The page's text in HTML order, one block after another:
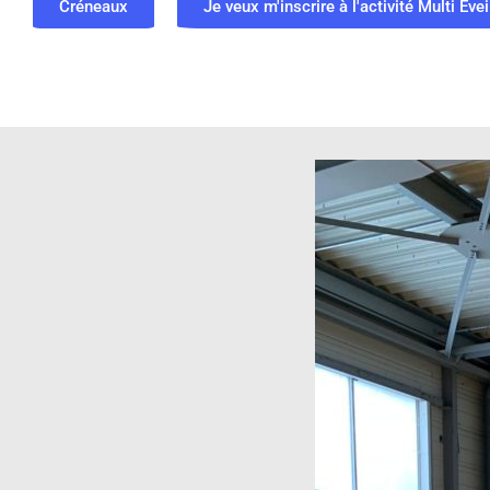
Créneaux Je veux m'inscrire à l'activité Multi